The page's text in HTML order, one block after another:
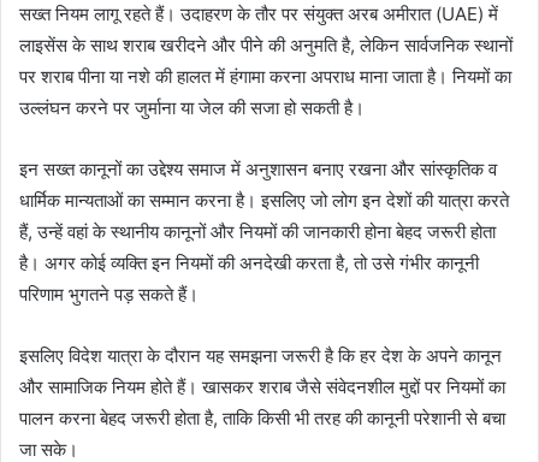
सख्त नियम लागू रहते हैं। उदाहरण के तौर पर संयुक्त अरब अमीरात (UAE) में
लाइसेंस के साथ शराब खरीदने और पीने की अनुमति है, लेकिन सार्वजनिक स्थानों
पर शराब पीना या नशे की हालत में हंगामा करना अपराध माना जाता है। नियमों का
उल्लंघन करने पर जुर्माना या जेल की सजा हो सकती है।
इन सख्त कानूनों का उद्देश्य समाज में अनुशासन बनाए रखना और सांस्कृतिक व
धार्मिक मान्यताओं का सम्मान करना है। इसलिए जो लोग इन देशों की यात्रा करते
हैं, उन्हें वहां के स्थानीय कानूनों और नियमों की जानकारी होना बेहद जरूरी होता
है। अगर कोई व्यक्ति इन नियमों की अनदेखी करता है, तो उसे गंभीर कानूनी
परिणाम भुगतने पड़ सकते हैं।
इसलिए विदेश यात्रा के दौरान यह समझना जरूरी है कि हर देश के अपने कानून
और सामाजिक नियम होते हैं। खासकर शराब जैसे संवेदनशील मुद्दों पर नियमों का
पालन करना बेहद जरूरी होता है, ताकि किसी भी तरह की कानूनी परेशानी से बचा
जा सके।